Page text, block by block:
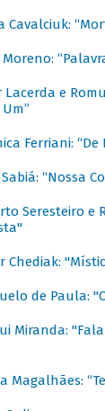
Cavalciuk:
Moreno:
Lacerda e
Ferriani: “De
“Nossa
Seresteiro e
Chediak:
de Paula:
Miranda:
Magalhães: